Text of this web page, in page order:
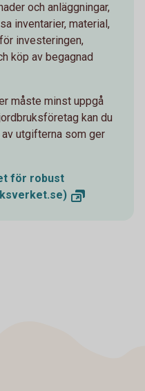
och anläggningar,
inventarier, material,
investeringen,
köp av begagnad
måste minst uppgå
kan du
utgifterna som ger
för robust